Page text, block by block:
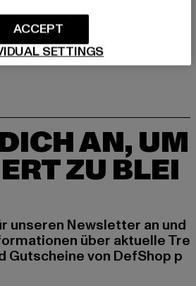
AN, UM
ZU BLEI
unseren Newsletter an und
über aktuelle Tre
Gutscheine von DefShop p
SETTINGS
ACCEPT